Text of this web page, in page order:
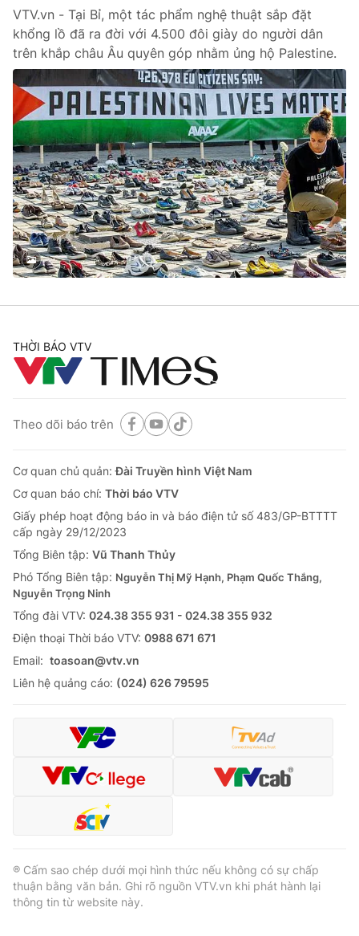
Photo Infographic
Video Shorts video
VTV Money VTV Thể thao
VTV Sức khoẻ Bất động sản
Thị trường 24h Tấm lòng Việt
VTV4 Vươn mình bằng AI
Liên hệ tòa soạn English
Theo dõi báo trên
Cơ quan chủ quản: Đài Truyền hình Việt Nam
Cơ quan báo chí:Thời báo VTV
Giấy phép hoạt động báo in và báo điện tử số 483/GP-BTTTT
cấp ngày 29/12/2023
Tổng Biên tập:Vũ Thanh Thủy
Phó Tổng Biên tập: Nguyễn Thị Mỹ Hạnh, Phạm Quốc Thắng,
Ðiện thoại Thời báo VTV:
Email:toasoan@vtv.vn
Liên hệ quảng cáo:024-7300.7108
VTV.vn - Tại Bỉ, một tác phẩm nghệ thuật sắp đặt
khổng lồ đã ra đời với 4.500 đôi giày do người dân
trên khắp châu Âu quyên góp nhằm ủng hộ Palestine.
THỜI BÁO VTV
Theo dõi báo trên
Cơ quan chủ quản:Đài Truyền hình Việt Nam
Cơ quan báo chí: Thời báo VTV
Giấy phép hoạt động báo in và báo điện tử số 483/GP-BTTTT
cấp ngày 29/12/2023
Tổng Biên tập: Vũ Thanh Thủy
Phó Tổng Biên tập: Nguyễn Thị Mỹ Hạnh, Phạm Quốc Thắng,
Nguyễn Trọng Ninh
Tổng đài VTV: 024.38 355 931 - 024.38 355 932
Ðiện thoại Thời báo VTV: 0988 671 671
Email: toasoan@vtv.vn
Liên hệ quảng cáo: (024) 626 79595
® Cấm sao chép dưới mọi hình thức nếu không có sự chấp
thuận bằng văn bản. Ghi rõ nguồn VTV.vn khi phát hành lại
thông tin từ website này.